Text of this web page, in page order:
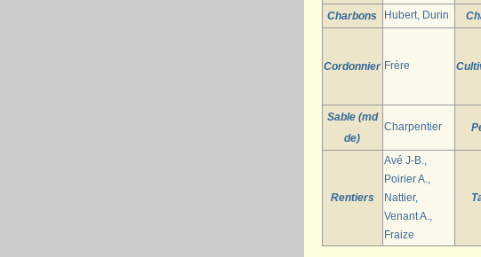
Charbons Hubert, Durin
Cordonnier Frère
Sable (md
de)
Charpentier
Rentiers
Avé J-B.,
Poirier A.,
Nattier,
Venant A.,
Fraize